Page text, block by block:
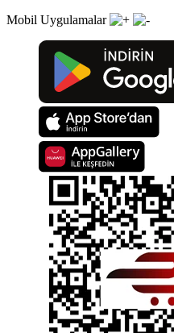
Mobil Uygulamalar